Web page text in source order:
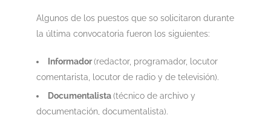
Algunos de los puestos que so solicitaron durante
la última convocatoria fueron los siguientes:
Informador(redactor, programador, locutor
comentarista, locutor de radio y de televisión).
Documentalista(técnico de archivo y
documentación, documentalista).